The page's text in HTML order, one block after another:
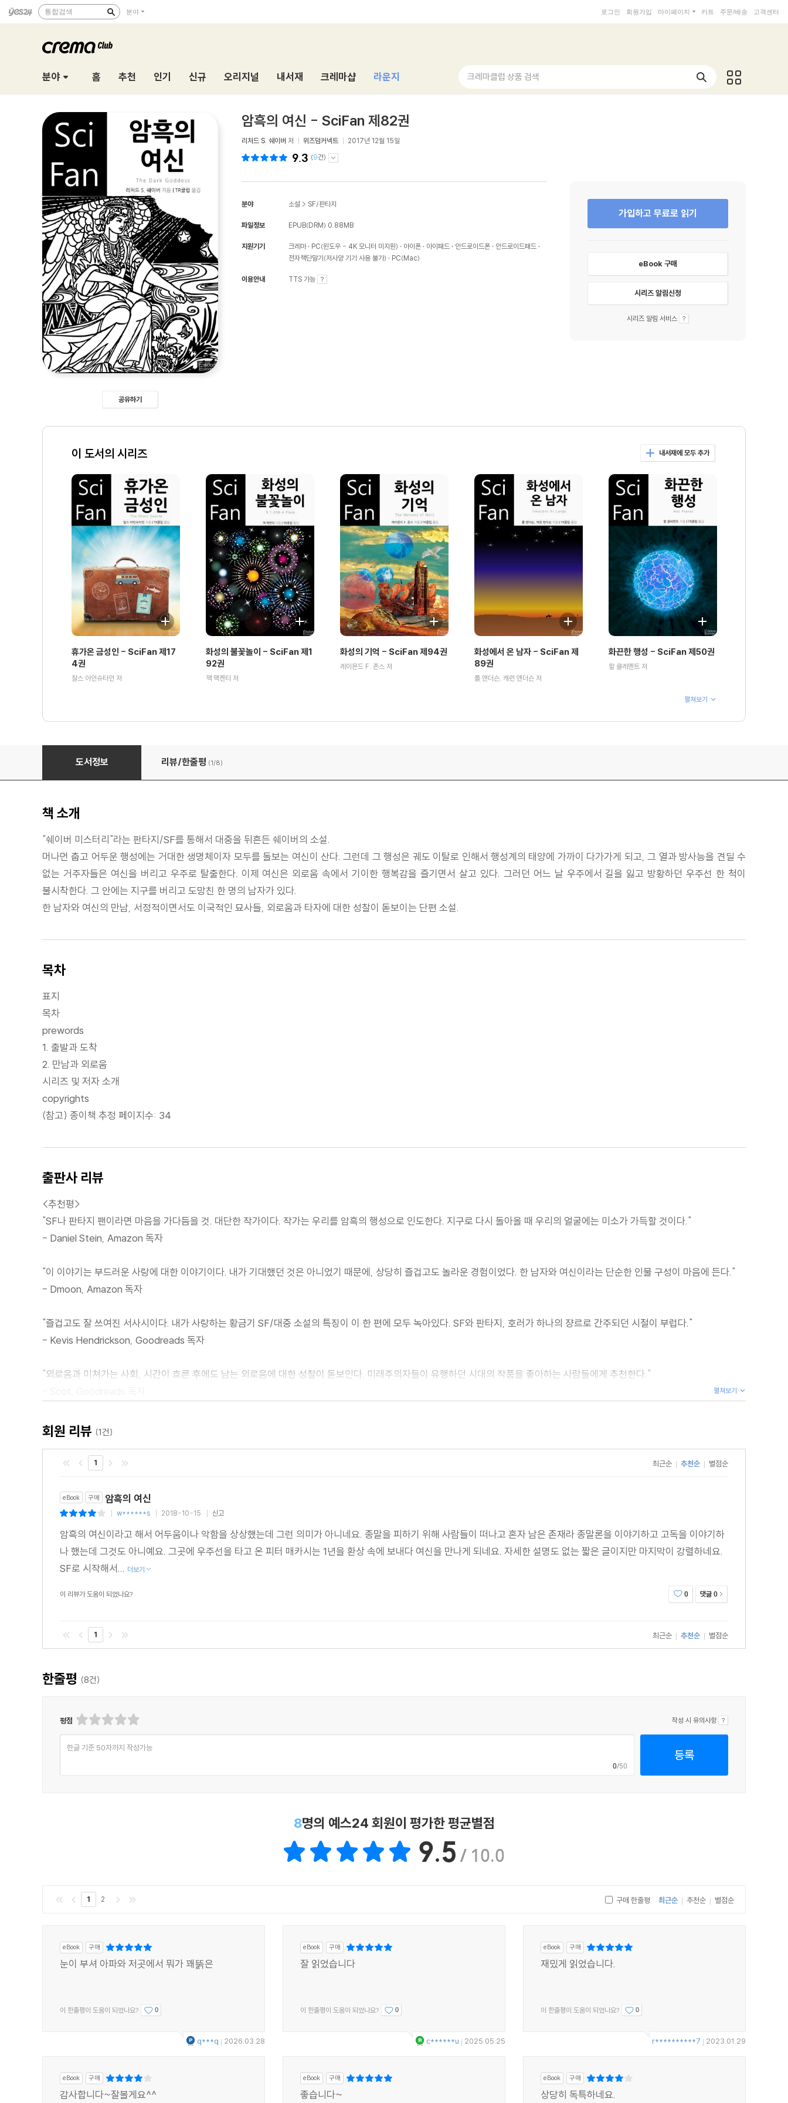
통합검색 분야 로그인 회원가입 마이페이지 카트 주문/배송 고객센터
분야 홈 추천 인기 신규 오리지널 내서재 크레마샵 라운지 크레마클럽 상품 검색
공유하기
암흑의 여신 - SciFan 제82권
리처드 S. 쉐이버 저 위즈덤커넥트 2017년 12월 15일
9.3 (9건)
분야 소설 > SF/판타지
파일정보 EPUB(DRM) 0.88MB
지원기기 크레마 PC(윈도우 - 4K 모니터 미지원) 아이폰 아이패드 안드로이드폰
안드로이드패드
전자책단말기(저사양 기기 사용 불가)
PC(Mac)
이용안내 TTS 가능
가입하고 무료로 읽기
eBook 구매
시리즈 알림신청
시리즈 알림 서비스
이 도서의 시리즈 내서재에 모두 추가
휴가온 금성인 - SciFan 제17
4권
찰스 아인슈타인 저
화성의 불꽃놀이 - SciFan 제1
92권
잭 맥켄티 저
화성의 기억 - SciFan 제94권
레이몬드 F. 존스 저
화성에서 온 남자 - SciFan 제
89권
폴 앤더슨, 캐런 앤더슨 저
화끈한 행성 - SciFan 제50권
할 클레멘트 저
펼쳐보기
암흑의 여신 - SciFan 제82권
도서정보 리뷰/한줄평 (1/8)
책 소개
"쉐이버 미스터리"라는 판타지/SF를 통해서 대중을 뒤흔든 쉐이버의 소설.
머나먼 춥고 어두운 행성에는 거대한 생명체이자 모두를 돌보는 여신이 산다. 그런데 그 행성은 궤도 이탈로 인해서 행성계의 태양에 가까이 다가가게 되고, 그 열과 방사능을 견딜 수
없는 거주자들은 여신을 버리고 우주로 탈출한다. 이제 여신은 외로움 속에서 기이한 행복감을 즐기면서 살고 있다. 그러던 어느 날 우주에서 길을 잃고 방황하던 우주선 한 척이
불시착한다. 그 안에는 지구를 버리고 도망친 한 명의 남자가 있다.
한 남자와 여신의 만남, 서정적이면서도 이국적인 묘사들, 외로움과 타자에 대한 성찰이 돋보이는 단편 소설.
목차
표지
목차
prewords
1. 출발과 도착
2. 만남과 외로움
시리즈 및 저자 소개
copyrights
(참고) 종이책 추정 페이지수: 34
출판사 리뷰
<추천평>
"SF나 판타지 팬이라면 마음을 가다듬을 것. 대단한 작가이다. 작가는 우리를 암흑의 행성으로 인도한다. 지구로 다시 돌아올 때 우리의 얼굴에는 미소가 가득할 것이다."
- Daniel Stein, Amazon 독자
"이 이야기는 부드러운 사랑에 대한 이야기이다. 내가 기대했던 것은 아니었기 때문에, 상당히 즐겁고도 놀라운 경험이었다. 한 남자와 여신이라는 단순한 인물 구성이 마음에 든다."
- Dmoon, Amazon 독자
"즐겁고도 잘 쓰여진 서사시이다. 내가 사랑하는 황금기 SF/대중 소설의 특징이 이 한 편에 모두 녹아있다. SF와 판타지, 호러가 하나의 쟝르로 간주되던 시절이 부럽다."
- Kevis Hendrickson, Goodreads 독자
"외로움과 미쳐가는 사회, 시간이 흐른 후에도 남는 외로움에 대한 성찰이 돋보인다. 미래주의자들이 유행하던 시대의 작품을 좋아하는 사람들에게 추천한다."
"내가 예상했던 이야기가 아니었다. 하지만 즐겁고도 훌륭한 독서였다. 이 작가의 작품을 더 읽어야겠다는 생각을 했다. 이야기의 모티브에 즐겁게 놀랐다."
- NSlone, Amazon 독자
펼쳐보기
회원 리뷰 (1건)
1 최근순 | 추천순 | 별점순
eBook 구매 암흑의 여신
w******s 2018-10-15 신고
암흑의 여신이라고 해서 어두움이나 악함을 상상했는데 그런 의미가 아니네요. 종말을 피하기 위해 사람들이 떠나고 혼자 남은 존재라 종말론을 이야기하고 고독을 이야기하
나 했는데 그것도 아니예요. 그곳에 우주선을 타고 온 피터 매카시는 1년을 환상 속에 보내다 여신을 만나게 되네요. 자세한 설명도 없는 짧은 글이지만 마지막이 강렬하네요.
SF로 시작해서... 더보기
이 리뷰가 도움이 되었나요? 0 댓글 0
1 최근순 | 추천순 | 별점순
한줄평 (8건)
평점 작성 시 유의사항
한글 기준 50자까지 작성가능
0/50
등록
8명의 예스24 회원이 평가한 평균별점
9.5 / 10.0
1 2 구매 한줄평 최근순 | 추천순 | 별점순
eBook 구매
눈이 부셔 아파와 저곳에서 뭐가 꽤뚥은
이 한줄평이 도움이 되었나요? 0
q***q | 2026.03.28
eBook 구매
잘 읽었습니다
이 한줄평이 도움이 되었나요? 0
c******u | 2025.05.25
eBook 구매
재밌게 읽었습니다.
이 한줄평이 도움이 되었나요? 0
r**********7 | 2023.01.29
eBook 구매
감사합니다~잘볼게요^^
eBook 구매
좋습니다~
eBook 구매
상당히 독특하네요.